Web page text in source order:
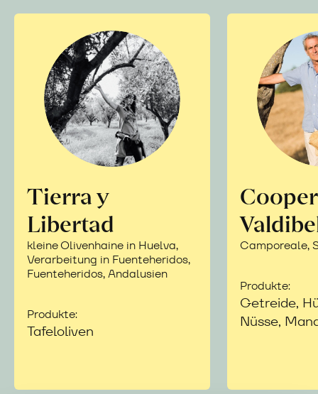
Tierra y
Libertad
kleine Olivenhaine in Huelva,
Verarbeitung in Fuenteheridos,
Fuenteheridos, Andalusien
Produkte:
Tafeloliven
Camporeale,
Produkte:
Getreide,
Nüsse,